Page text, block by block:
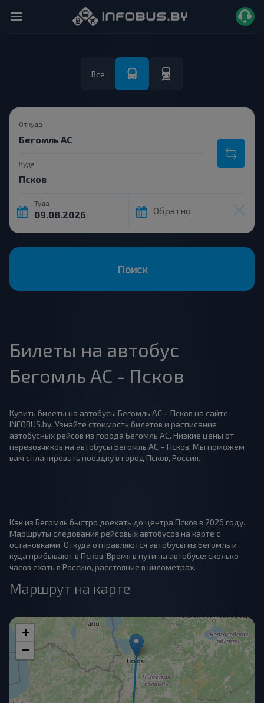
Все
Откуда
Куда
Туда
Обратно
Поиск
Билеты на автобус
Бегомль АС - Псков
Купить билеты на автобусы Бегомль АС – Псков на сайте
INFOBUS.by. Узнайте стоимость билетов и расписание
автобусных рейсов из города Бегомль АС. Низкие цены от
перевозчиков на автобусы Бегомль АС – Псков. Мы поможем
вам спланировать поездку в город Псков, Россия.
Как из Бегомль быстро доехать до центра Псков в 2026 году.
Маршруты следования рейсовых автобусов на карте с
остановками. Откуда отправляются автобусы из Бегомль и
куда прибывают в Псков. Время в пути на автобусе: сколько
часов ехать в Россию, расстояние в километрах.
Маршрут на карте
+
−